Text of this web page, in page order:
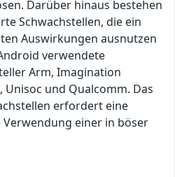
Darüber hinaus bestehen
Schwachstellen, die ein
Auswirkungen ausnutzen
verwendete
Arm, Imagination
Unisoc und Qualcomm. Das
erfordert eine
Verwendung einer in böser